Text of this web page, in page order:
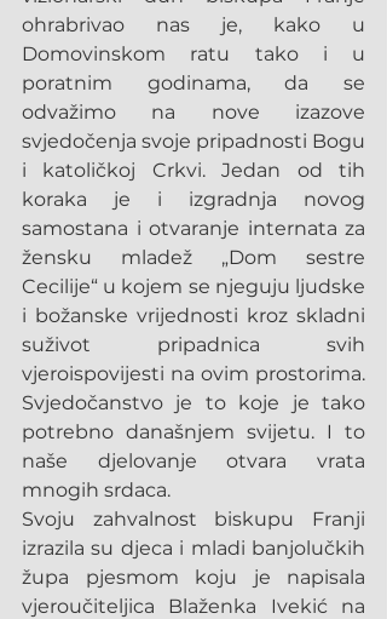
ohrabrivao nas je, kako u
Domovinskom ratu tako i u
poratnim godinama, da se
odvažimo na nove izazove
svjedočenja svoje pripadnosti Bogu
i katoličkoj Crkvi. Jedan od tih
koraka je i izgradnja novog
samostana i otvaranje internata za
žensku mladež „Dom sestre
Cecilije“ u kojem se njeguju ljudske
i božanske vrijednosti kroz skladni
suživot pripadnica svih
vjeroispovijesti na ovim prostorima.
Svjedočanstvo je to koje je tako
potrebno današnjem svijetu. I to
naše djelovanje otvara vrata
mnogih srdaca.
Svoju zahvalnost biskupu Franji
izrazila su djeca i mladi banjolučkih
župa pjesmom koju je napisala
vjeroučiteljica Blaženka Ivekić na